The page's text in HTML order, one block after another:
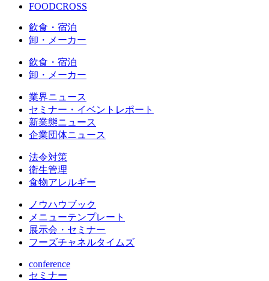
FOODCROSS
飲食・宿泊
卸・メーカー
飲食・宿泊
卸・メーカー
業界ニュース
セミナー・イベントレポート
新業態ニュース
企業団体ニュース
法令対策
衛生管理
食物アレルギー
ノウハウブック
メニューテンプレート
展示会・セミナー
フーズチャネルタイムズ
conference
セミナー